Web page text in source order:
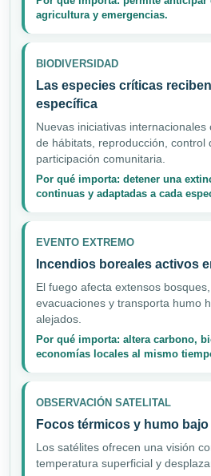
agricultura y emergencias.
BIODIVERSIDAD
Las especies críticas
específica
Nuevas iniciativas
de hábitats, reproducción, control
participación comunitaria.
Por qué importa: detener una
continuas y adaptadas a cada
EVENTO EXTREMO
Incendios boreales activos
El fuego afecta extensos
evacuaciones y transporta humo
alejados.
Por qué importa: altera carbono,
economías locales al mismo
OBSERVACIÓN SATELITAL
Focos térmicos y humo
Los satélites ofrecen una visión
temperatura superficial y